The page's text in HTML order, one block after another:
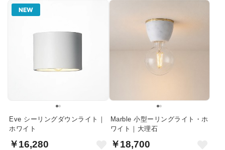
NEW
Eve シーリングダウンライト｜
ホワイト
￥16,280
Marble 小型ーリングライト・ホ
ワイト｜大理石
￥18,700